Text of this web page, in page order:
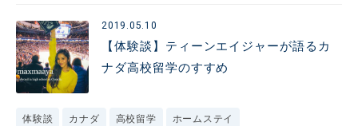
2019.05.10
【体験談】ティーンエイジャーが語るカ
ナダ高校留学のすすめ
体験談 カナダ 高校留学 ホームステイ